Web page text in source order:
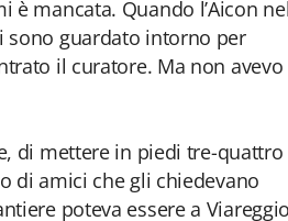
mancata. Quando l’Aicon nel
sono guardato intorno per
il curatore. Ma non avevo
di mettere in piedi tre-quattro
di amici che gli chiedevano
poteva essere a Viareggio